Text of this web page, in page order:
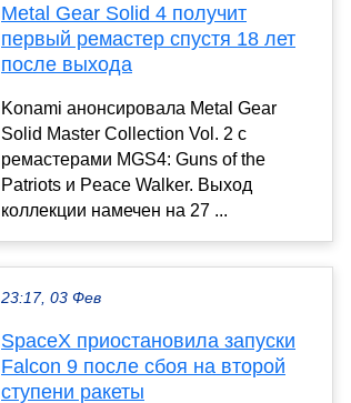
Metal Gear Solid 4 получит
первый ремастер спустя 18 лет
после выхода
Konami анонсировала Metal Gear
Solid Master Collection Vol. 2 с
ремастерами MGS4: Guns of the
Patriots и Peace Walker. Выход
коллекции намечен на 27 ...
23:17, 03 Фев
SpaceX приостановила запуски
Falcon 9 после сбоя на второй
ступени ракеты